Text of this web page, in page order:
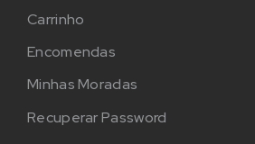
Carrinho
Encomendas
Minhas Moradas
Recuperar Password